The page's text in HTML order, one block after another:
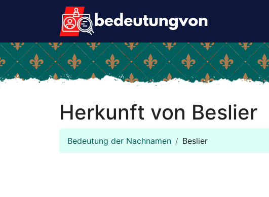
Herkunft von Beslier
Bedeutung der Nachnamen Beslier